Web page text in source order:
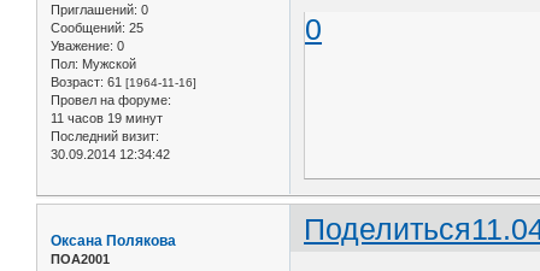
Приглашений: 0
Сообщений: 25
Уважение: 0
Пол: Мужской
Возраст: 61 [1964-11-16]
Провел на форуме:
11 часов 19 минут
Последний визит:
30.09.2014 12:34:42
0
Поделиться
Оксана Полякова
ПОА2001